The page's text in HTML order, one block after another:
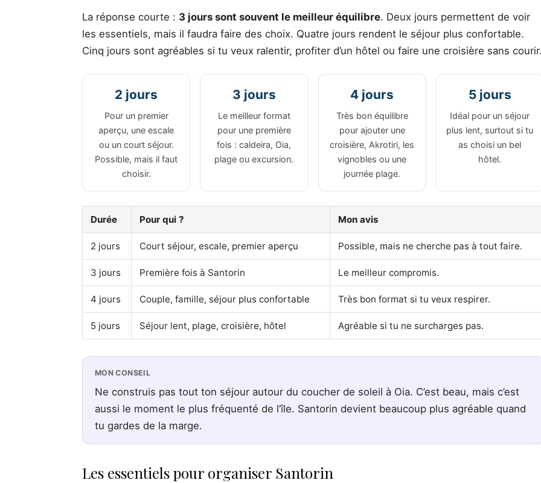
La réponse courte : 3 jours sont souvent le meilleur équilibre. Deux jours permettent de voir
les essentiels, mais il faudra faire des choix. Quatre jours rendent le séjour plus confortable.
Cinq jours sont agréables si tu veux ralentir, profiter d’un hôtel ou faire une croisière sans
2 jours
Pour un premier
aperçu, une escale
ou un court séjour.
Possible, mais il faut
choisir.
3 jours
Le meilleur format
pour une première
fois : caldeira, Oia,
plage ou excursion.
4 jours
Très bon équilibre
pour ajouter une
croisière, Akrotiri, les
vignobles ou une
journée plage.
5 jours
Idéal pour un séjour
plus lent, surtout si tu
as choisi un bel
hôtel.
Durée Pour qui ? Mon avis
2 jours Court séjour, escale, premier aperçu Possible, mais ne cherche pas à tout faire.
3 jours Première fois à Santorin Le meilleur compromis.
4 jours Couple, famille, séjour plus confortable Très bon format si tu veux respirer.
5 jours Séjour lent, plage, croisière, hôtel Agréable si tu ne surcharges pas.
MON CONSEIL
Ne construis pas tout ton séjour autour du coucher de soleil à Oia. C’est beau, mais c’est
aussi le moment le plus fréquenté de l’île. Santorin devient beaucoup plus agréable quand
tu gardes de la marge.
Les essentiels pour organiser Santorin